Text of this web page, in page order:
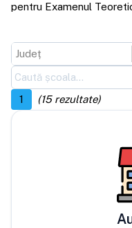
pentru Examenul
Județ
1
(15rezultate)